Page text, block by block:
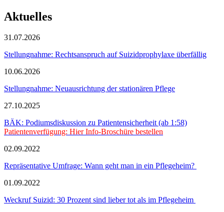
Aktuelles
31.07.2026
Stellungnahme: Rechtsanspruch auf Suizidprophylaxe überfällig
10.06.2026
Stellungnahme: Neuausrichtung der stationären Pflege
27.10.2025
BÄK: Podiumsdiskussion zu Patientensicherheit (ab 1:58)
Patientenverfügung: Hier Info-Broschüre bestellen
02.09.2022
Repräsentative Umfrage: Wann geht man in ein Pflegeheim?
01.09.2022
Weckruf Suizid: 30 Prozent sind lieber tot als im Pflegeheim